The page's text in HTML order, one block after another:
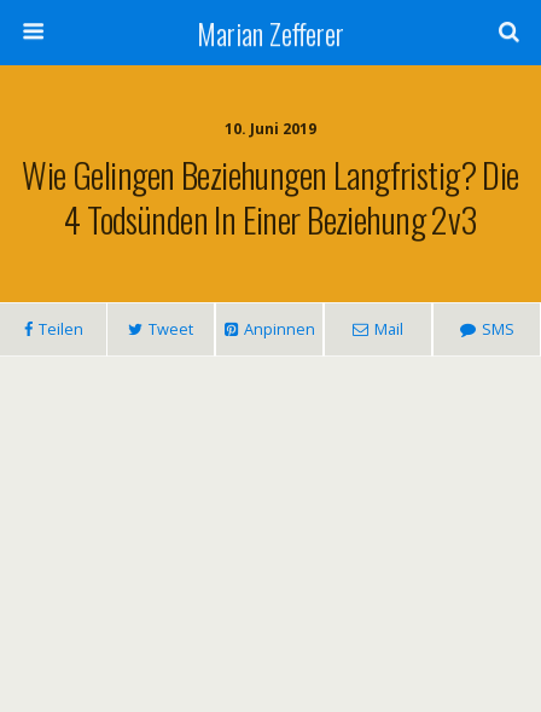
Marian Zefferer
10. Juni 2019
Wie Gelingen Beziehungen Langfristig? Die
4 Todsünden In Einer Beziehung 2v3
Teilen Tweet Anpinnen Mail SMS